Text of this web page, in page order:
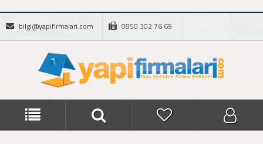
bilgi@yapifirmalari.com 0850 302 76 69